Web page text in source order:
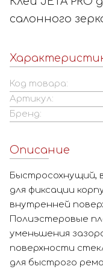
салонного
Код товара:
Артикул:
Бренд:
Описание
Быстросохнущий,
для фиксации
внутренней
Полиэстеровые
уменьшения
поверхности
для быстрого